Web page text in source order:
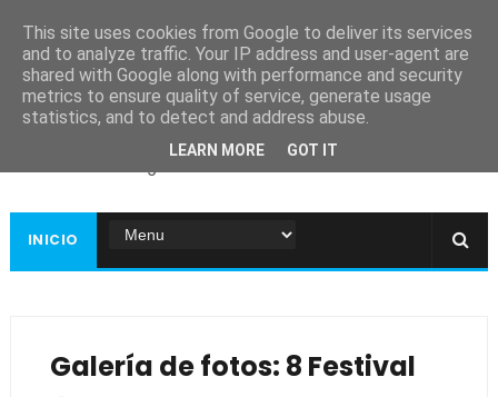
Ayuntamiento de
Guadiana
INICIO
Galería de fotos: 8 Festival
This site uses cookies from Google to deliver its services
and to analyze traffic. Your IP address and user-agent are
shared with Google along with performance and security
metrics to ensure quality of service, generate usage
statistics, and to detect and address abuse.
LEARN MORE GOT IT